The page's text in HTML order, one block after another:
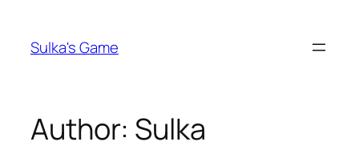
content
Sulka's Game
Author: Sulka